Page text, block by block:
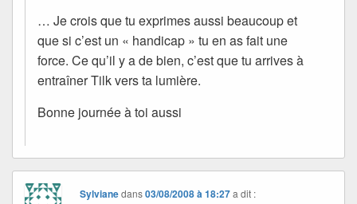
… Je crois que tu exprimes aussi beaucoup et
que si c’est un « handicap » tu en as fait une
force. Ce qu’il y a de bien, c’est que tu arrives à
entraîner Tilk vers ta lumière.
Bonne journée à toi aussi
Sylvianedans03/08/2008 à 18:27 a dit :